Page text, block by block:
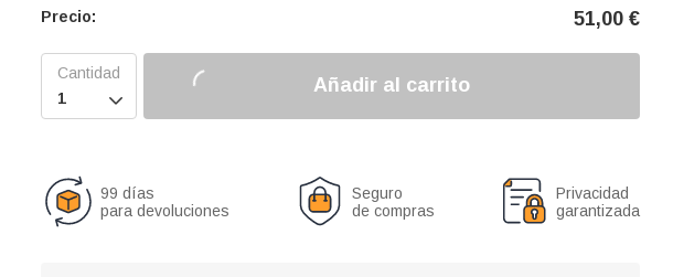
Precio: 51,00 €

Añadir al carrito
99 días
para devoluciones
Seguro
de compras
Privacidad
garantizada